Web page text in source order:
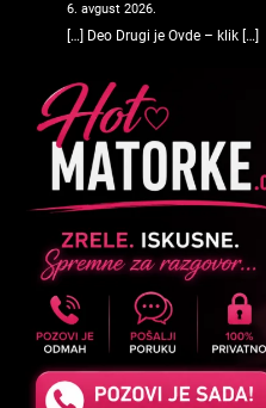
6. avgust 2026.
[…] Deo Drugi je Ovde – klik […]